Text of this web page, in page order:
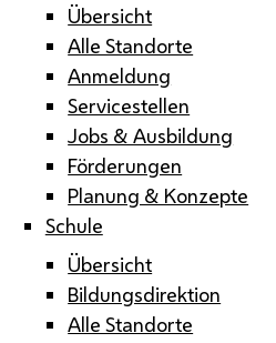
Übersicht
Alle Standorte
Anmeldung
Servicestellen
Jobs & Ausbildung
Förderungen
Planung & Konzepte
Schule
Übersicht
Bildungsdirektion
Alle Standorte